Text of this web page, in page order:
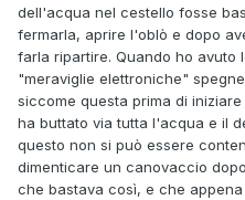
dell'acqua nel cestello fosse
fermarla, aprire l'oblò e dopo
farla ripartire. Quando ho avuto
"meraviglie elettroniche"
siccome questa prima di
ha buttato via tutta l'acqua e il
questo non si può essere
dimenticare un canovaccio
che bastava così, e che